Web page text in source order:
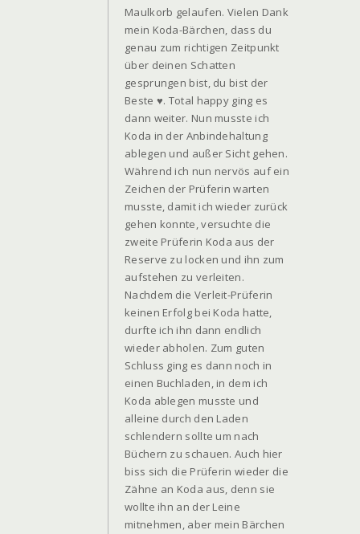
Maulkorb gelaufen. Vielen Dank
mein Koda-Bärchen, dass du
genau zum richtigen Zeitpunkt
über deinen Schatten
gesprungen bist, du bist der
Beste ♥. Total happy ging es
dann weiter. Nun musste ich
Koda in der Anbindehaltung
ablegen und außer Sicht gehen.
Während ich nun nervös auf ein
Zeichen der Prüferin warten
musste, damit ich wieder zurück
gehen konnte, versuchte die
zweite Prüferin Koda aus der
Reserve zu locken und ihn zum
aufstehen zu verleiten.
Nachdem die Verleit-Prüferin
keinen Erfolg bei Koda hatte,
durfte ich ihn dann endlich
wieder abholen. Zum guten
Schluss ging es dann noch in
einen Buchladen, in dem ich
Koda ablegen musste und
alleine durch den Laden
schlendern sollte um nach
Büchern zu schauen. Auch hier
biss sich die Prüferin wieder die
Zähne an Koda aus, denn sie
wollte ihn an der Leine
mitnehmen, aber mein Bärchen